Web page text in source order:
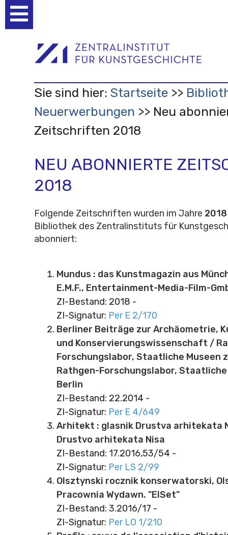
Werkzeuge
Sie sind hier: Startseite
Neuerwerbungen
Neu
Zeitschriften 2018
NEU ABONNIERTE
2018
Folgende Zeitschriften wurden im Jahre 2018
Bibliothek des Zentralinstituts für
abonniert:
Mundus : das Kunstmagazin aus
E.M.F., Entertainment-Media-Film-
ZI-Bestand: 2018 -
ZI-Signatur: Per E 2/170
Berliner Beiträge zur Archäometrie,
und Konservierungswissenschaft /
Forschungslabor, Staatliche Museen
Rathgen-Forschungslabor, Staatliche
Berlin
ZI-Bestand: 22.2014 -
ZI-Signatur: Per E 4/649
Arhitekt : glasnik Drustva arhitekata
Drustvo arhitekata Nisa
ZI-Bestand: 17.2016,53/54 -
ZI-Signatur: Per LS 2/99
Olsztynski rocznik konserwatorski,
Pracownia Wydawn. "ElSet"
ZI-Bestand: 3.2016/17 -
ZI-Signatur: Per LO 1/210